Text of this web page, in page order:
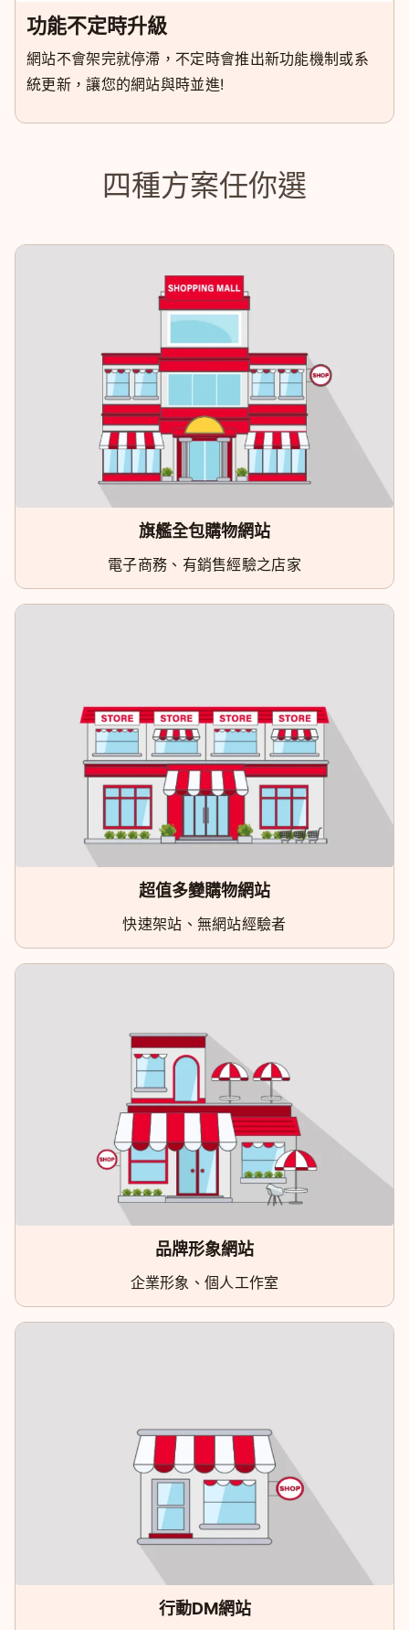
功能不定時升級
網站不會架完就停滯，不定時會推出新功能機制或系
統更新，讓您的網站與時並進!
四種方案任你選
旗艦全包購物網站
電子商務、有銷售經驗之店家
超值多變購物網站
快速架站、無網站經驗者
品牌形象網站
企業形象、個人工作室
行動DM網站